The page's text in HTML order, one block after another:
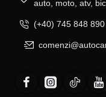
auto, moto, atv,
(+40) 745 848 890